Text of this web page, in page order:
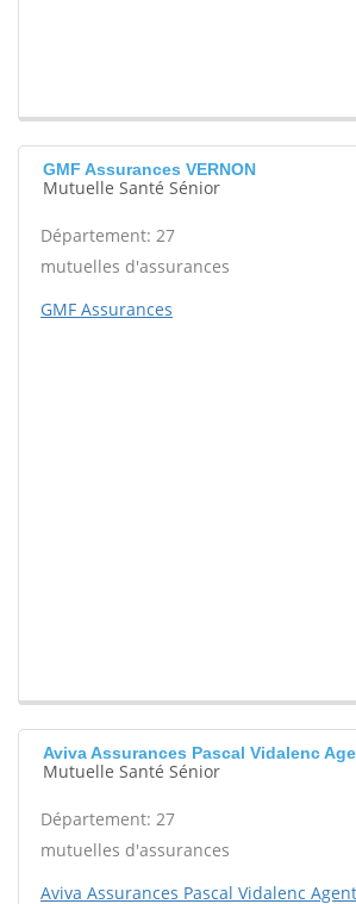
GMF Assurances VERNON
Mutuelle Santé Sénior
Département: 27
mutuelles d'assurances
GMF Assurances
Aviva Assurances Pascal Vidalenc
Mutuelle Santé Sénior
Département: 27
mutuelles d'assurances
Aviva Assurances Pascal Vidalenc